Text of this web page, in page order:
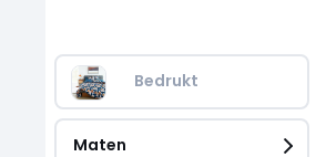
Bedrukt
Maten